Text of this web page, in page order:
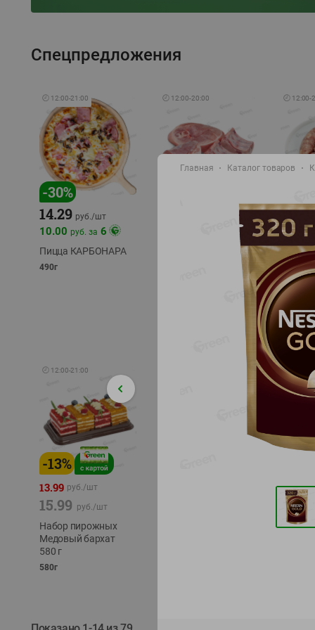
Спецпредложения
🕘 12:00-21:00
-30%
14.29 руб./шт
10.00 руб. за 6
Пицца КАРБОНАРА
490г
🕘 12:00-20:00 🕘 12:00-
9.99
11.99
охлажд
🕘 12:00-21:00
-13%
13.99 руб./шт
15.99 руб./шт
Набор пирожных
Медовый бархат
580 г
580г
4.99
ТОФУ
Главная Каталог товаров